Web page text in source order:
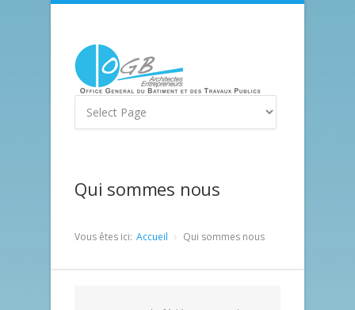
Qui sommes nous
Vous êtes ici: Accueil Qui sommes nous